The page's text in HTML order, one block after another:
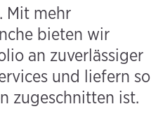
Mit mehr
bieten wir
an zuverlässiger
und liefern so
zugeschnitten ist.